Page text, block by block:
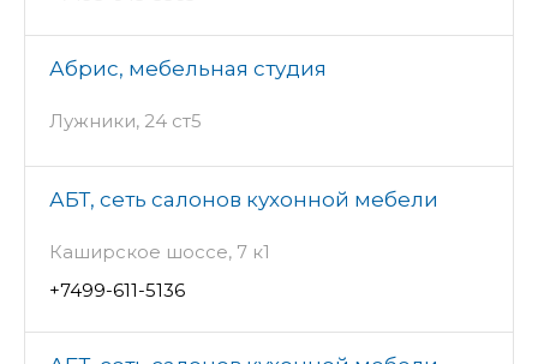
Абрис, мебельная студия
Лужники, 24 ст5
АБТ, сеть салонов кухонной мебели
Каширское шоссе, 7 к1
+7499-611-5136